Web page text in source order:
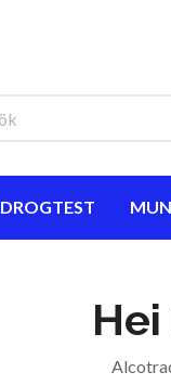
DROGTEST